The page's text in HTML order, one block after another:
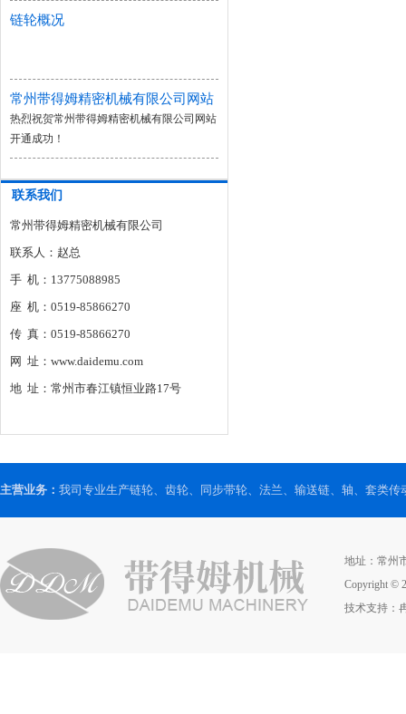
链轮概况
常州带得姆精密机械有限公司网站
开通成功！
热烈祝贺常州带得姆精密机械有限公司网站
开通成功！
联系我们
常州带得姆精密机械有限公司
联系人：赵总
手 机：13775088985
座 机：0519-85866270
传 真：0519-85866270
网 址：www.daidemu.com
地 址：常州市春江镇恒业路17号
主营业务： 我司专业生产链轮、齿轮、同步带轮、法兰、输送链、轴、套类
地址：常州
Copyright ©
技术支持：